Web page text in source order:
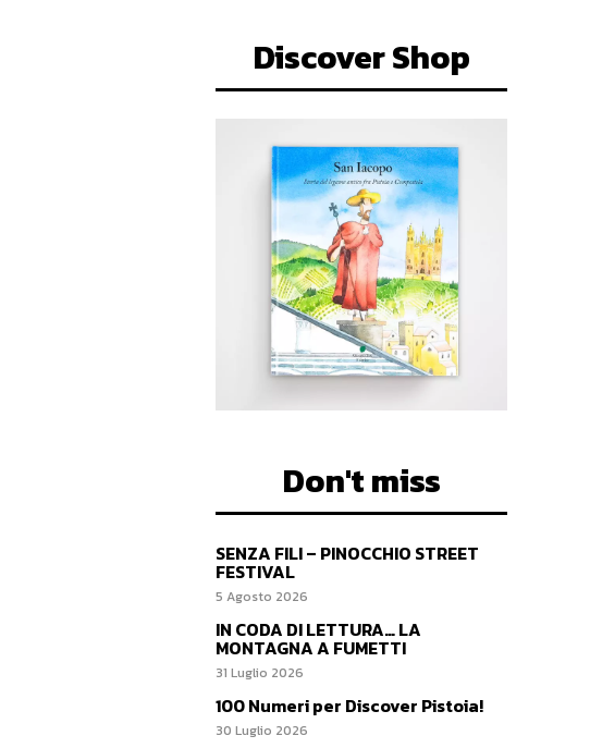
Discover Shop
Don't miss
SENZA FILI – PINOCCHIO STREET
FESTIVAL
5 Agosto 2026
IN CODA DI LETTURA… LA
MONTAGNA A FUMETTI
31 Luglio 2026
100 Numeri per Discover Pistoia!
30 Luglio 2026